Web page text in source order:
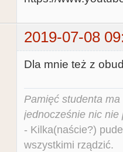
2019-07-08
Dla mnie też z
Pamięć studenta
jednocześnie nic nie
- Kilka(naście?)
wszystkimi rządzić.